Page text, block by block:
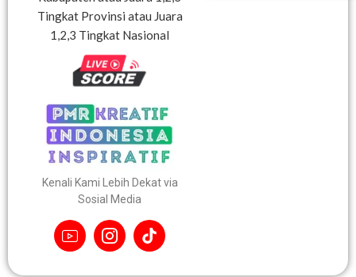
Tingkat Provinsi atau Juara
1,2,3 Tingkat Nasional
Kenali Kami Lebih Dekat via
Sosial Media